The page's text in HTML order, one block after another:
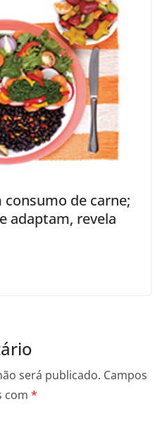
de carne;
adaptam, revela
será publicado. Campos
com *